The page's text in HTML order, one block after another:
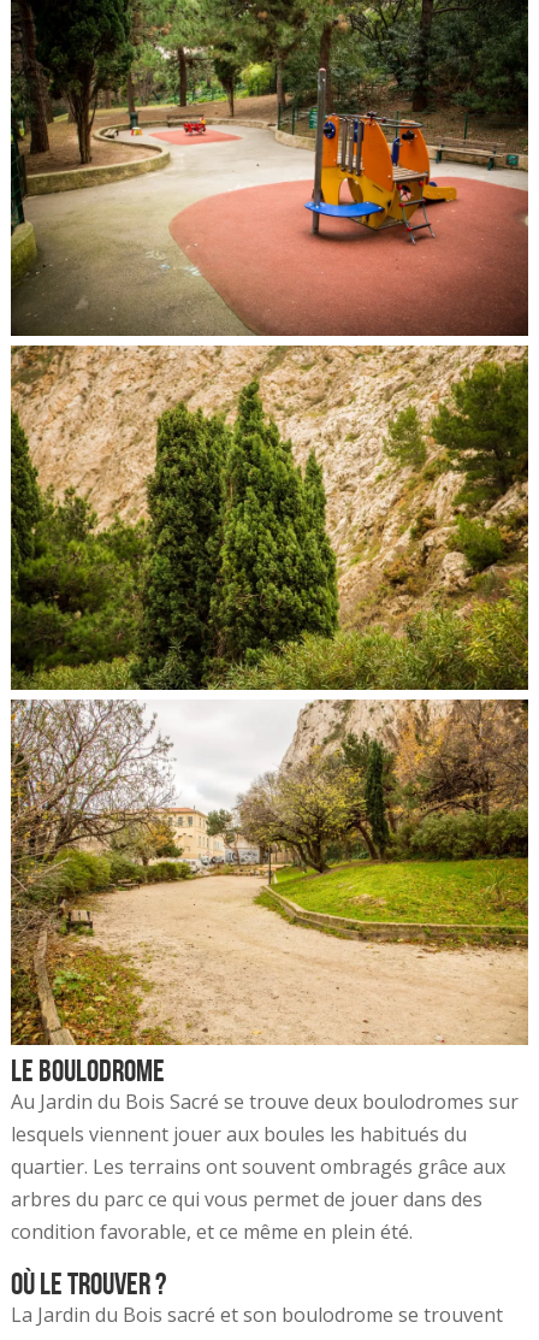
Le boulodrome
Au Jardin du Bois Sacré se trouve deux boulodromes sur
lesquels viennent jouer aux boules les habitués du
quartier. Les terrains ont souvent ombragés grâce aux
arbres du parc ce qui vous permet de jouer dans des
condition favorable, et ce même en plein été.
Où le trouver ?
La Jardin du Bois sacré et son boulodrome se trouvent